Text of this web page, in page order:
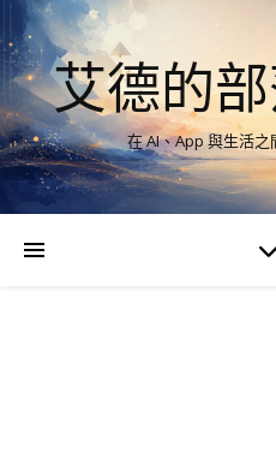
艾德的
在 AI、App 與生活